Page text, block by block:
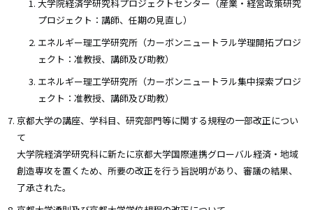
大学院経済学研究科プロジェクトセンター（産業・経営政策研究
プロジェクト：講師、任期の見直し）
エネルギー理工学研究所（カーボンニュートラル学理開拓プロジ
ェクト：准教授、講師及び助教）
エネルギー理工学研究所（カーボンニュートラル集中探索プロジ
ェクト：准教授、講師及び助教）
京都大学の講座、学科目、研究部門等に関する規程の一部改正につい
て
大学院経済学研究科に新たに京都大学国際連携グローバル経済・地域
創造専攻を置くため、所要の改正を行う旨説明があり、審議の結果、
了承された。